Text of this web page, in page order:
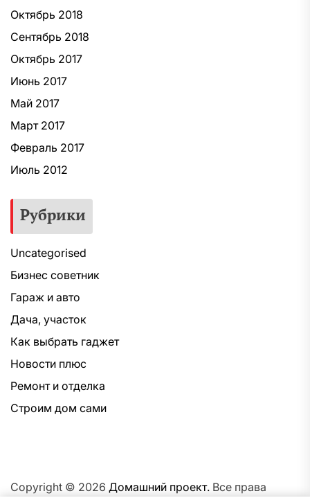
Октябрь 2018
Сентябрь 2018
Октябрь 2017
Июнь 2017
Май 2017
Март 2017
Февраль 2017
Июль 2012
Рубрики
Uncategorised
Бизнес советник
Гараж и авто
Дача, участок
Как выбрать гаджет
Новости плюс
Ремонт и отделка
Строим дом сами
Copyright © 2026 Домашний проект. Все права